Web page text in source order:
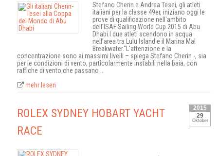
Stefano Cherin e Andrea Tesei, gli atleti
italiani per la classe 49er, iniziano oggi le
prove di qualificazione nell'ambito
dell'ISAF Sailing World Cup 2015 di Abu
Dhabi.I due atleti scendono in acqua
nell'area tra Lulu Island e il Marina Mal
Breakwater.“L'attenzione e la
concentrazione sono ai massimi livelli – spiega Stefano Cherin -, sia
per le condizioni di vento, particolarmente instabili nella baia, con
raffiche di vento che passano ...
mehr lesen
2015
29
Oktober
ROLEX SYDNEY HOBART YACHT
RACE